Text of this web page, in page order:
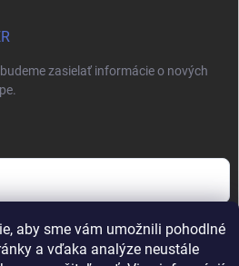
aby sme vám umožnili pohodlné
a vďaka analýze neustále
zasielať informácie o nových
podmienkami ochrany osobných údajov